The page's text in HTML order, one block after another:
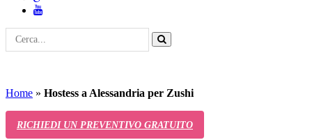
Home » Hostess a Alessandria per Zushi
RICHIEDI UN PREVENTIVO GRATUITO